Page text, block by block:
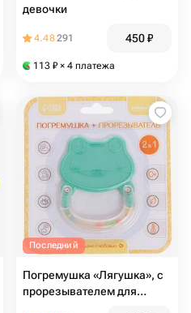
девочки
4.48291 450₽
113 ₽ × 4 платежа
Последний
Погремушка «Лягушка», с
прорезывателем для